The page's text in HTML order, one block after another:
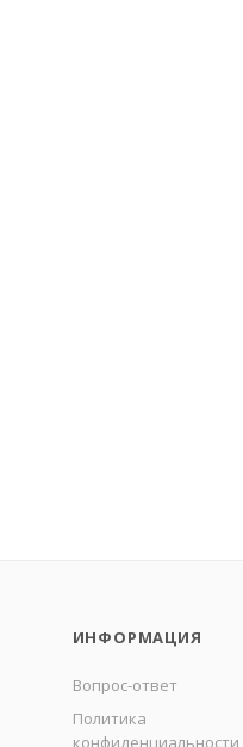
ИНФОРМАЦИЯ
Вопрос-ответ
Политика
конфиденциальности